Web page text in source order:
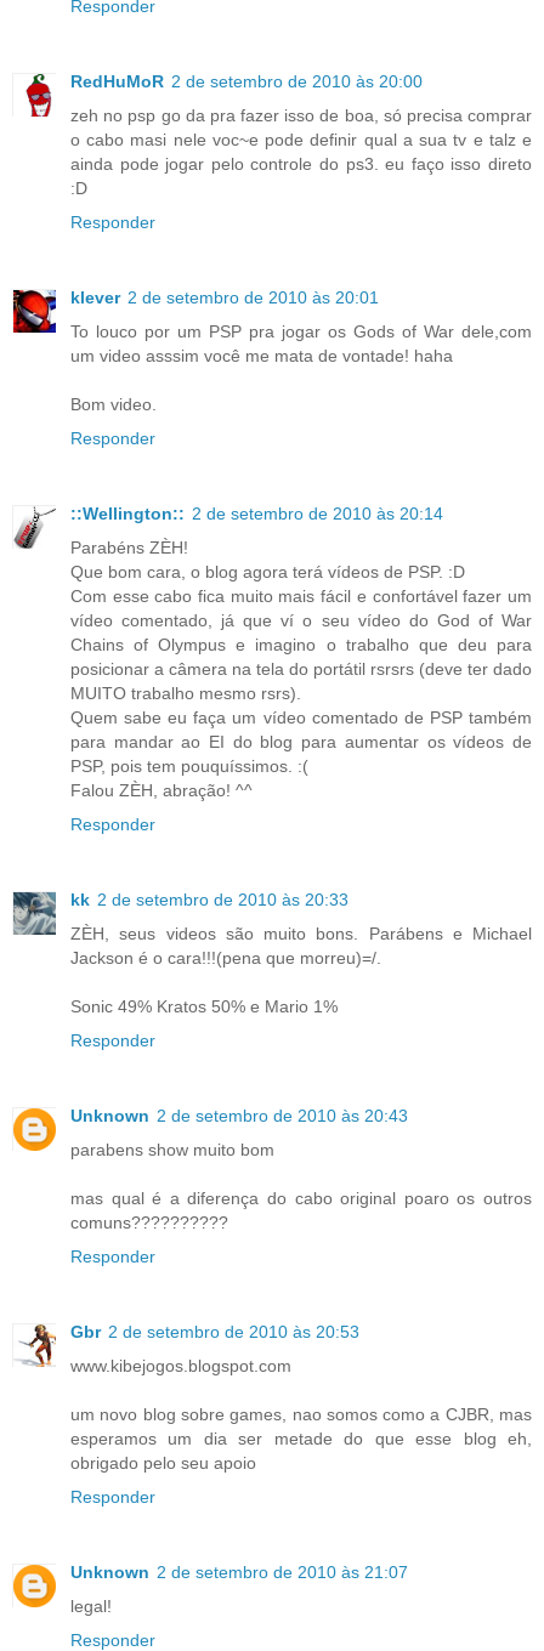
Responder
RedHuMoR 2 de setembro de 2010 às 20:00
zeh no psp go da pra fazer isso de boa, só precisa comprar
o cabo masi nele voc~e pode definir qual a sua tv e talz e
ainda pode jogar pelo controle do ps3. eu faço isso direto
:D
Responder
klever 2 de setembro de 2010 às 20:01
To louco por um PSP pra jogar os Gods of War dele,com
um video asssim você me mata de vontade! haha
Bom video.
Responder
::Wellington:: 2 de setembro de 2010 às 20:14
Parabéns ZÈH!
Que bom cara, o blog agora terá vídeos de PSP. :D
Com esse cabo fica muito mais fácil e confortável fazer um
vídeo comentado, já que ví o seu vídeo do God of War
Chains of Olympus e imagino o trabalho que deu para
posicionar a câmera na tela do portátil rsrsrs (deve ter dado
MUITO trabalho mesmo rsrs).
Quem sabe eu faça um vídeo comentado de PSP também
para mandar ao EI do blog para aumentar os vídeos de
PSP, pois tem pouquíssimos. :(
Falou ZÈH, abração! ^^
Responder
kk 2 de setembro de 2010 às 20:33
ZÈH, seus videos são muito bons. Parábens e Michael
Jackson é o cara!!!(pena que morreu)=/.
Sonic 49% Kratos 50% e Mario 1%
Responder
Unknown 2 de setembro de 2010 às 20:43
parabens show muito bom
mas qual é a diferença do cabo original poaro os outros
comuns??????????
Responder
Gbr 2 de setembro de 2010 às 20:53
www.kibejogos.blogspot.com
um novo blog sobre games, nao somos como a CJBR, mas
esperamos um dia ser metade do que esse blog eh,
obrigado pelo seu apoio
Responder
Unknown 2 de setembro de 2010 às 21:07
legal!
Responder